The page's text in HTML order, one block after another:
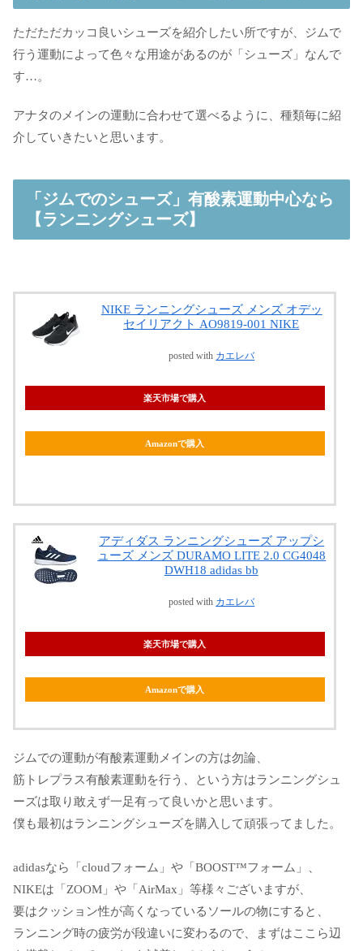
ただただカッコ良いシューズを紹介したい所ですが、ジムで
行う運動によって色々な用途があるのが「シューズ」なんで
す…。
アナタのメインの運動に合わせて選べるように、種類毎に紹
介していきたいと思います。
「ジムでのシューズ」有酸素運動中心なら
【ランニングシューズ】
NIKE ランニングシューズ メンズ オデッ
セイリアクト AO9819-001 NIKE
posted with カエレバ
楽天市場で購入
Amazonで購入
アディダス ランニングシューズ アップシ
ューズ メンズ DURAMO LITE 2.0 CG4048
DWH18 adidas bb
posted with カエレバ
楽天市場で購入
Amazonで購入
ジムでの運動が有酸素運動メインの方は勿論、
筋トレプラス有酸素運動を行う、という方はランニングシュ
ーズは取り敢えず一足有って良いかと思います。
僕も最初はランニングシューズを購入して頑張ってました。
adidasなら「cloudフォーム」や「BOOST™フォーム」、
NIKEは「ZOOM」や「AirMax」等様々ございますが、
要はクッション性が高くなっているソールの物にすると、
ランニング時の疲労が段違いに変わるので、まずはここら辺